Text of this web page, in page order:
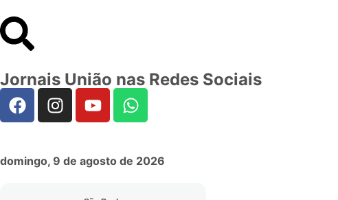
Jornais União nas Redes Sociais
domingo, 9 de agosto de 2026